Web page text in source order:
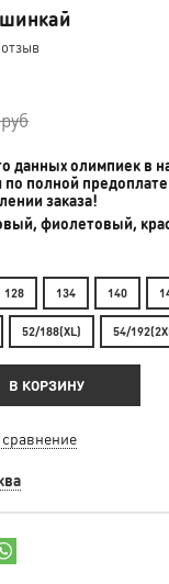
данных олимпиек в
по полной
заказа!
фиолетовый,
128 134 140
52/188(XL) 54/
В КОРЗИНУ